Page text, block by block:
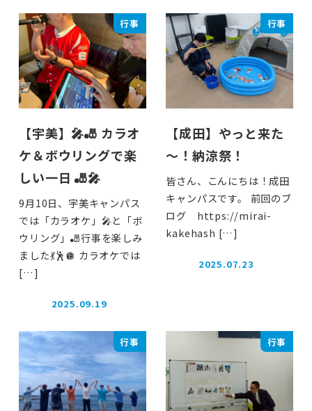
行事
【宇美】🎤🎳 カラオ
ケ＆ボウリングで楽
しい一日 🎳🎤
9月10日、宇美キャンパス
では「カラオケ」🎤と「ボ
ウリング」🎳行事を楽しみ
ました💃🕺🪩 カラオケでは
[…]
投稿日
2025.09.19
行事
【成田】やっと来た
～！納涼祭！
皆さん、こんにちは！成田
キャンパスです。 前回のブ
ログ https://mirai-
kakehash […]
投稿日
2025.07.23
行事 行事